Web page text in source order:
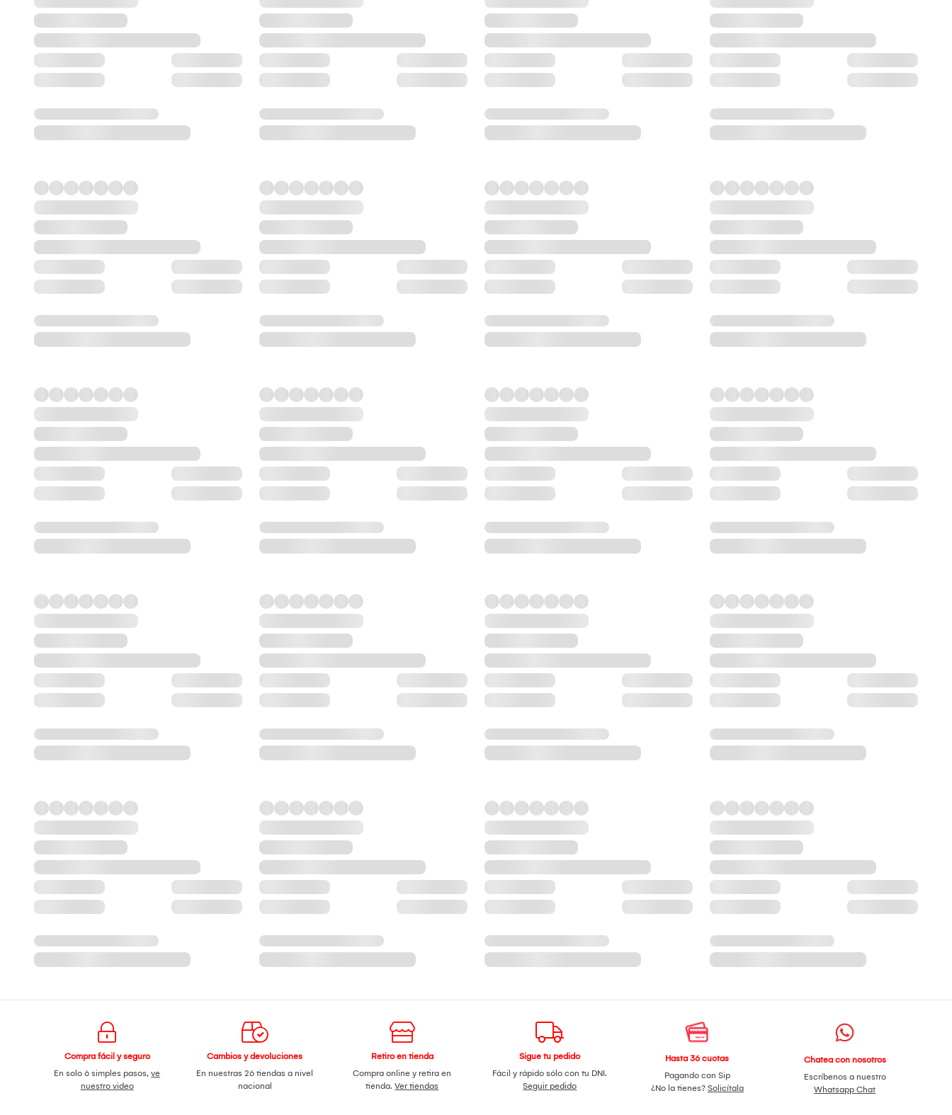
Compra fácil y seguro
En solo 6 simples pasos,ve
nuestro video
Cambios y devoluciones
En nuestras 26 tiendas a nivel
nacional
Retiro en tienda
Compra online y retira en
tienda.Ver tiendas
Sigue tu pedido
Fácil y rápido sólo con tu DNI.
Seguir pedido
Hasta 36 cuotas
Pagando con Sip
¿No la tienes? Solicítala
Chatea con nosotros
Escríbenos a nuestro
Whatsapp Chat